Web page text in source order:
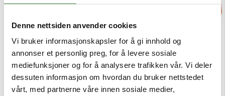
Denne nettsiden anvender cookies
Vi bruker informasjonskapsler for å gi innhold og
annonser et personlig preg, for å levere sosiale
mediefunksjoner og for å analysere trafikken vår. Vi deler
dessuten informasjon om hvordan du bruker nettstedet
vårt, med partnerne våre innen sosiale medier,
Yogi te matcha lemon 17
pos
Pris
kr 67,87 /stk
Jordbærsyltetøy kuvert
80x24g
Pris
kr 202,93 /krt